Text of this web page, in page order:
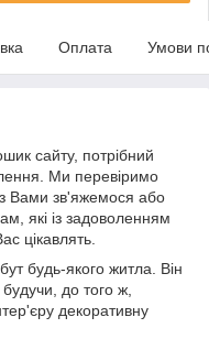
Оплата Умови
сайту, потрібний
Ми перевіримо
з Вами зв'яжемося або
які із задоволенням
цікавлять.
будь-якого житла. Він
будучи, до того ж,
декоративну